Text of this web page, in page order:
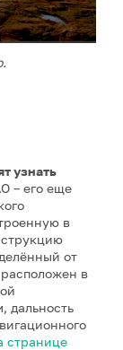
узнать
– его еще
в
от
в
дальность
странице